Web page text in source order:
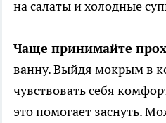
на салаты и холодные
Чаще принимайте
ванну. Выйдя мокрым в
чувствовать себя
это помогает заснуть.